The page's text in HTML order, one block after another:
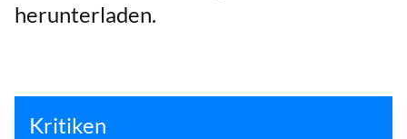
herunterladen.
Kritiken